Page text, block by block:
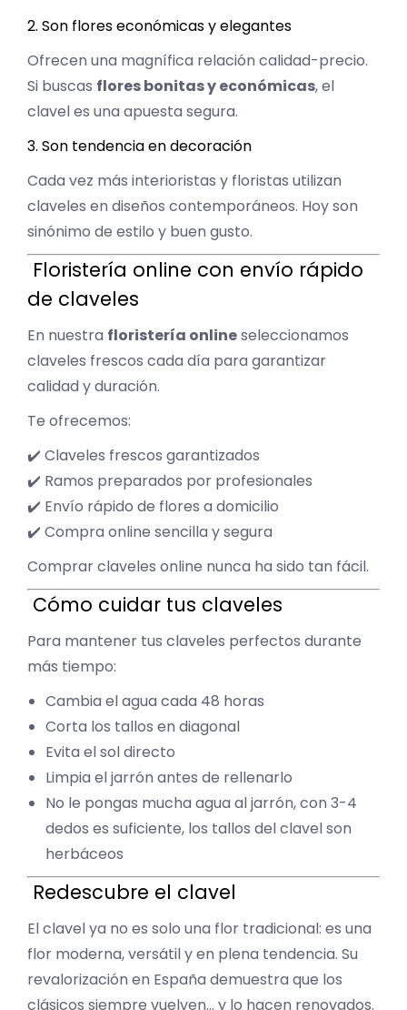
2. Son flores económicas y elegantes
Ofrecen una magnífica relación calidad-precio.
Si buscas flores bonitas y económicas, el
clavel es una apuesta segura.
3. Son tendencia en decoración
Cada vez más interioristas y floristas utilizan
claveles en diseños contemporáneos. Hoy son
sinónimo de estilo y buen gusto.
Floristería online con envío rápido
de claveles
En nuestra floristería onlineseleccionamos
claveles frescos cada día para garantizar
calidad y duración.
Te ofrecemos:
✔️ Claveles frescos garantizados
✔️ Ramos preparados por profesionales
✔️ Envío rápido de flores a domicilio
✔️ Compra online sencilla y segura
Comprar claveles online nunca ha sido tan fácil.
Cómo cuidar tus claveles
Para mantener tus claveles perfectos durante
más tiempo:
Cambia el agua cada 48 horas
Corta los tallos en diagonal
Evita el sol directo
Limpia el jarrón antes de rellenarlo
No le pongas mucha agua al jarrón, con 3-4
dedos es suficiente, los tallos del clavel son
herbáceos
Redescubre el clavel
El clavel ya no es solo una flor tradicional: es una
flor moderna, versátil y en plena tendencia. Su
revalorización en España demuestra que los
clásicos siempre vuelven… y lo hacen renovados.